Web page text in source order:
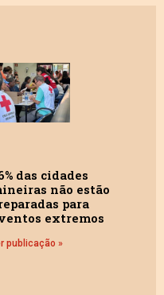
das cidades
não estão
para
extremos
publicação »